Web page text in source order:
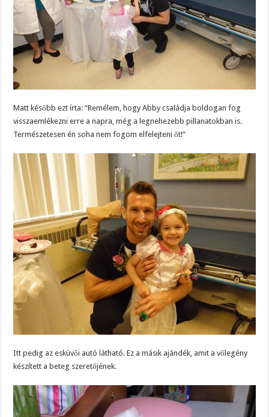
Matt később ezt írta: “Remélem, hogy Abby családja boldogan fog
visszaemlékezni erre a napra, még a legnehezebb pillanatokban is.
Természetesen én soha nem fogom elfelejteni őt!”
Itt pedig az esküvői autó látható. Ez a másik ajándék, amit a vőlegény
készített a beteg szeretőjének.